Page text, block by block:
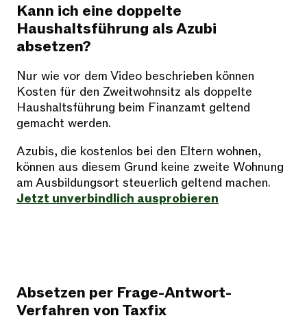
Kann ich eine doppelte
Haushaltsführung als Azubi
absetzen?
Nur wie vor dem Video beschrieben können
Kosten für den Zweitwohnsitz als doppelte
Haushaltsführung beim Finanzamt geltend
gemacht werden.
Azubis, die kostenlos bei den Eltern wohnen,
können aus diesem Grund keine zweite Wohnung
am Ausbildungsort steuerlich geltend machen.
Jetzt unverbindlich ausprobieren
Absetzen per Frage-Antwort-
Verfahren von Taxfix